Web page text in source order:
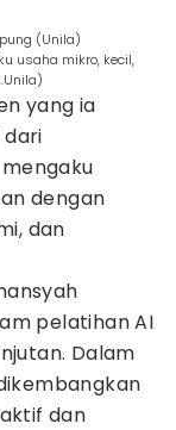
(Unila)
usaha mikro, kecil,
yang ia
dengan
dan
pelatihan AI
Dalam
dan